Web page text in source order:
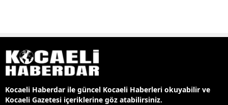
Kocaeli Haberdar ile güncel Kocaeli Haberleri okuyabilir ve
Kocaeli Gazetesi içeriklerine göz atabilirsiniz.